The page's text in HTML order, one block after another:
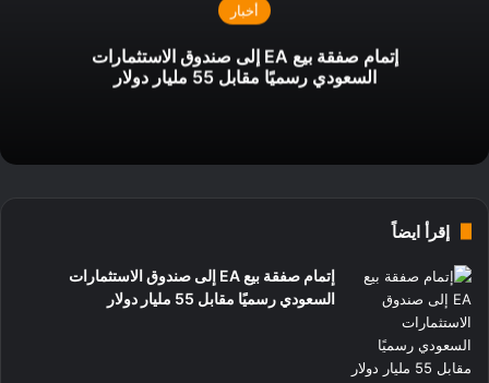
أخبار
إتمام صفقة بيع EA إلى صندوق الاستثمارات
السعودي رسميًا مقابل 55 مليار دولار
إقرأ ايضاً
إتمام صفقة بيع EA إلى صندوق الاستثمارات
السعودي رسميًا مقابل 55 مليار دولار